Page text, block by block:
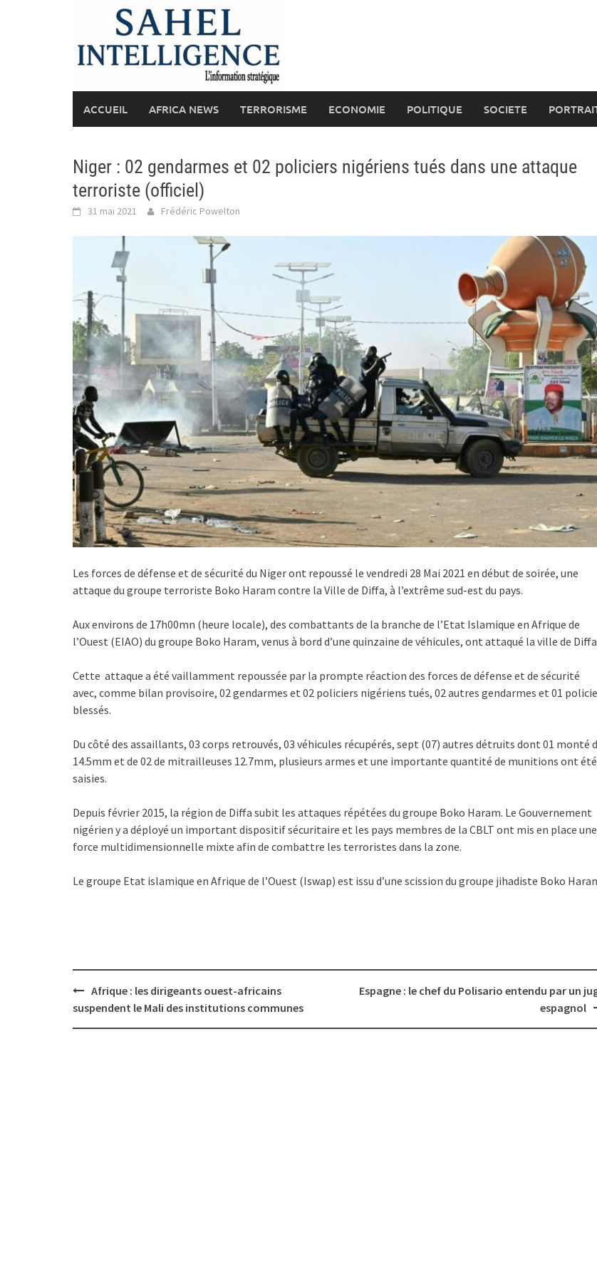
ACCUEIL AFRICA NEWS TERRORISME ECONOMIE POLITIQUE SOCIETE
Niger : 02 gendarmes et 02 policiers nigériens tués dans une attaque
terroriste (officiel)
31 mai 2021 Frédéric Powelton
Les forces de défense et de sécurité du Niger ont repoussé le vendredi 28 Mai 2021 en début de soirée, une
attaque du groupe terroriste Boko Haram contre la Ville de Diffa, à l’extrême sud-est du pays.
Aux environs de 17h00mn (heure locale), des combattants de la branche de l’Etat Islamique en Afrique de
l’Ouest (EIAO) du groupe Boko Haram, venus à bord d’une quinzaine de véhicules, ont attaqué la ville de
Cette attaque a été vaillamment repoussée par la prompte réaction des forces de défense et de sécurité
avec, comme bilan provisoire, 02 gendarmes et 02 policiers nigériens tués, 02 autres gendarmes et 01
blessés.
Du côté des assaillants, 03 corps retrouvés, 03 véhicules récupérés, sept (07) autres détruits dont 01 monté
14.5mm et de 02 de mitrailleuses 12.7mm, plusieurs armes et une importante quantité de munitions ont été
saisies.
Depuis février 2015, la région de Diffa subit les attaques répétées du groupe Boko Haram. Le Gouvernement
nigérien y a déployé un important dispositif sécuritaire et les pays membres de la CBLT ont mis en place une
force multidimensionnelle mixte afin de combattre les terroristes dans la zone.
Le groupe Etat islamique en Afrique de l’Ouest (Iswap) est issu d’une scission du groupe jihadiste Boko
Post
navigation
Afrique : les dirigeants ouest-africains
suspendent le Mali des institutions communes
Espagne : le chef du Polisario entendu par un
espagnol